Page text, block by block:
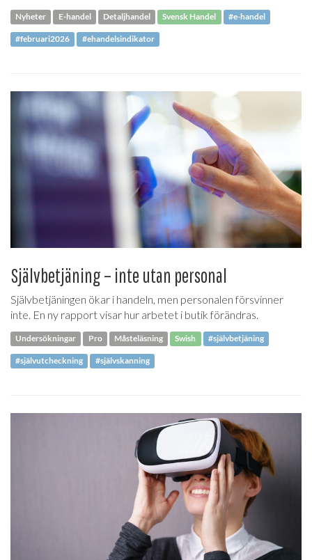
Nyheter E-handel Detaljhandel Svensk Handel #e-handel
#februari2026 #ehandelsindikator
Självbetjäning – inte utan personal
Självbetjäningen ökar i handeln, men personalen försvinner
inte. En ny rapport visar hur arbetet i butik förändras.
Undersökningar Pro Måsteläsning Swish #självbetjäning
#självutcheckning #självskanning